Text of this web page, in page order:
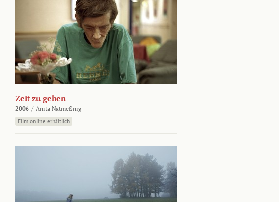
Zeit zu gehen
2006 / Anita Natmeßnig
Film online erhältlich